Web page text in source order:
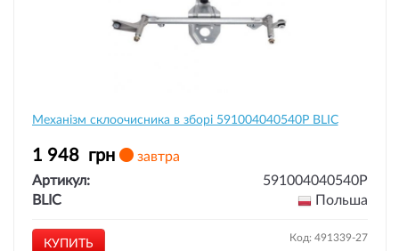
Механізм склоочисника в зборі 591004040540P BLIC
1 948 грн
завтра
Артикул:
591004040540P
BLIC
Польша
КУПИТЬ Код: 491339-27